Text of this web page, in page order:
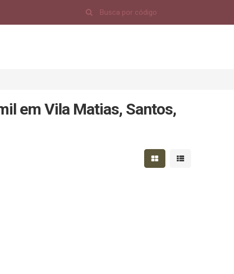
em Vila Matias, Santos,
Mostrar resultados em
Mostrar